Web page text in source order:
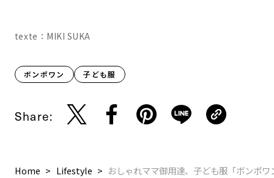
texte：MIKI SUKA
ボンポワン 子ども服
Share:
Home Lifestyle おしゃれママ御用達、子ども服「ボンポ